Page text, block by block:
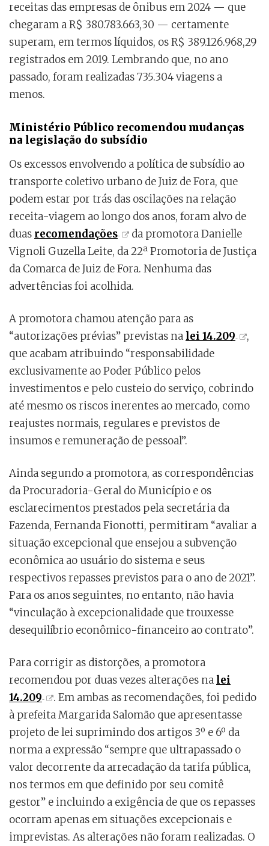
receitas das empresas de ônibus em 2024 — que
chegaram a R$ 380.783.663,30 — certamente
superam, em termos líquidos, os R$ 389.126.968,29
registrados em 2019. Lembrando que, no ano
passado, foram realizadas 735.304 viagens a
menos.
Ministério Público recomendou mudanças
na legislação do subsídio
Os excessos envolvendo a política de subsídio ao
transporte coletivo urbano de Juiz de Fora, que
podem estar por trás das oscilações na relação
receita-viagem ao longo dos anos, foram alvo de
duas recomendações
da promotora Danielle
Vignoli Guzella Leite, da 22ª Promotoria de Justiça
da Comarca de Juiz de Fora. Nenhuma das
advertências foi acolhida.
A promotora chamou atenção para as
“autorizações prévias” previstas na lei 14.209
,
que acabam atribuindo “responsabilidade
exclusivamente ao Poder Público pelos
investimentos e pelo custeio do serviço, cobrindo
até mesmo os riscos inerentes ao mercado, como
reajustes normais, regulares e previstos de
insumos e remuneração de pessoal”.
Ainda segundo a promotora, as correspondências
da Procuradoria-Geral do Município e os
esclarecimentos prestados pela secretária da
Fazenda, Fernanda Fionotti, permitiram “avaliar a
situação excepcional que ensejou a subvenção
econômica ao usuário do sistema e seus
respectivos repasses previstos para o ano de 2021”.
Para os anos seguintes, no entanto, não havia
“vinculação à excepcionalidade que trouxesse
desequilíbrio econômico-financeiro ao contrato”.
Para corrigir as distorções, a promotora
recomendou por duas vezes alterações na lei
14.209
. Em ambas as recomendações, foi pedido
à prefeita Margarida Salomão que apresentasse
projeto de lei suprimindo dos artigos 3º e 6º da
norma a expressão “sempre que ultrapassado o
valor decorrente da arrecadação da tarifa pública,
nos termos em que definido por seu comitê
gestor” e incluindo a exigência de que os repasses
ocorram apenas em situações excepcionais e
imprevistas. As alterações não foram realizadas. O